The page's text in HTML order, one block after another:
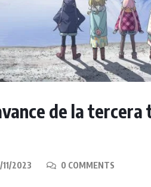
de la
11/2023 0 COMMENTS